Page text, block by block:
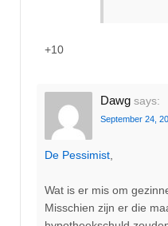
+10
Dawg says:
September 24,
De Pessimist
Wat is er mis om
Misschien zijn er die